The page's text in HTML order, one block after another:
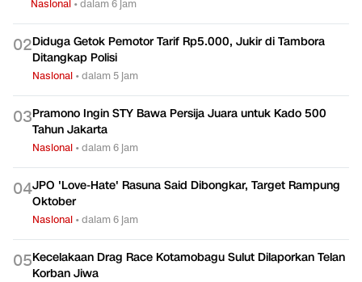
Nasional •dalam 6 jam
02Diduga Getok Pemotor Tarif Rp5.000, Jukir di Tambora
Ditangkap Polisi
Nasional •dalam 5 jam
03Pramono Ingin STY Bawa Persija Juara untuk Kado 500
Tahun Jakarta
Nasional •dalam 6 jam
04JPO 'Love-Hate' Rasuna Said Dibongkar, Target Rampung
Oktober
Nasional •dalam 6 jam
05Kecelakaan Drag Race Kotamobagu Sulut Dilaporkan Telan
Korban Jiwa